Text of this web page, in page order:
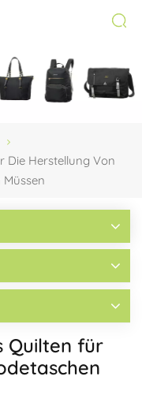
Die Herstellung Von
Quilten für